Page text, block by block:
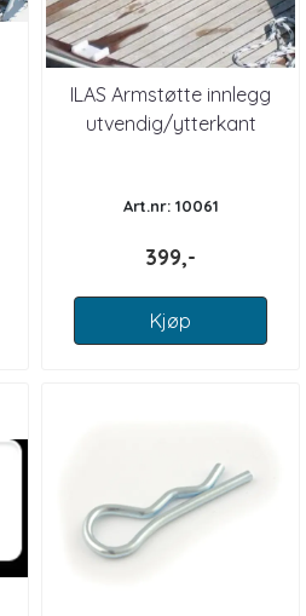
ILAS Armstøtte innlegg
utvendig/ytterkant
Art.nr: 10061
399,-
Kjøp